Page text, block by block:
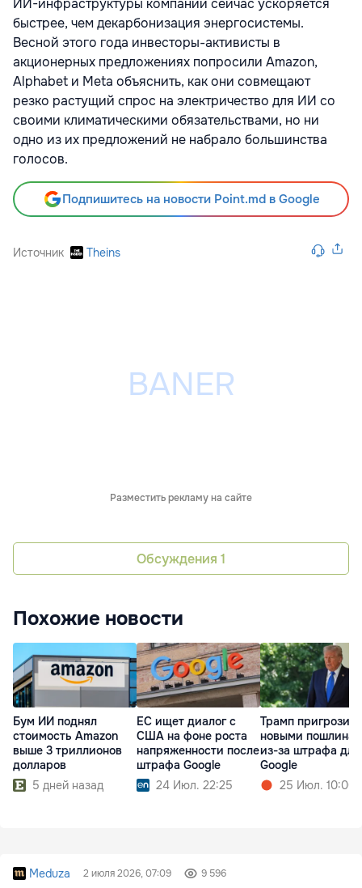
ИИ-инфраструктуры компании сейчас ускоряется
быстрее, чем декарбонизация энергосистемы.
Весной этого года инвесторы-активисты в
акционерных предложениях попросили Amazon,
Alphabet и Meta объяснить, как они совмещают
резко растущий спрос на электричество для ИИ со
своими климатическими обязательствами, но ни
одно из их предложений не набрало большинства
голосов.
Подпишитесь на новости Point.md в Google
Источник Theins
Разместить рекламу на сайте
Обсуждения 1
Похожие новости
Бум ИИ поднял
стоимость Amazon
выше 3 триллионов
долларов
5 дней назад
ЕС ищет диалог с
США на фоне роста
напряженности после
штрафа Google
24 Июл. 22:25
Трамп пригрозил
новыми
из-за штрафа для
Google
25 Июл. 10:00
Meduza 2 июля 2026, 07:09 9 596